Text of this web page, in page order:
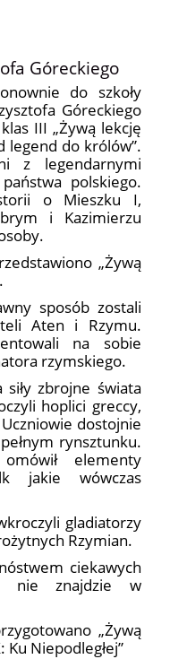
Góreckiego
do szkoły
Góreckiego
III „Żywą lekcję
legend do królów”.
z legendarnymi
polskiego.
o Mieszku I,
i Kazimierzu
„Żywą
sposób zostali
Aten i Rzymu.
na sobie
rzymskiego.
siły zbrojne świata
hoplici greccy,
dostojnie
rynsztunku.
elementy
jakie wówczas
gladiatorzy
Rzymian.
ciekawych
nie znajdzie w
„Żywą
Ku Niepodległej”